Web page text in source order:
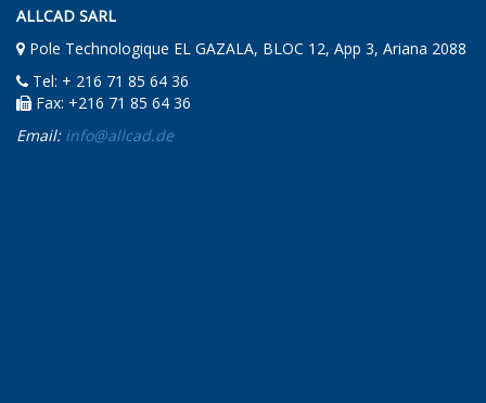
ALLCAD SARL
Pole Technologique EL GAZALA, BLOC 12, App 3, Ariana 2088
Tel: + 216 71 85 64 36
Fax: +216 71 85 64 36
Email: info@allcad.de